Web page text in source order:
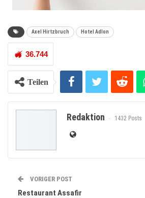
Axel Hirtzbruch Hotel Adlon
36.744
Teilen
Redaktion 1432 Posts
VORIGER POST
Restaurant Assafir